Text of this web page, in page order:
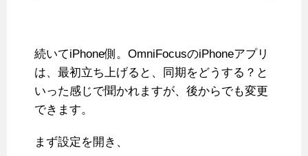
続いてiPhone側。OmniFocusのiPhoneアプリ
は、最初立ち上げると、同期をどうする？と
いった感じで聞かれますが、後からでも変更
できます。
まず設定を開き、